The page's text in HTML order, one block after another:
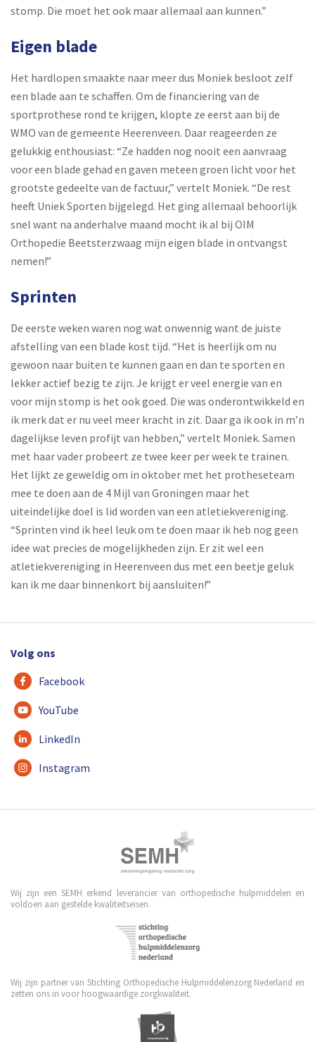
stomp. Die moet het ook maar allemaal aan kunnen.”
Eigen blade
Het hardlopen smaakte naar meer dus Moniek besloot zelf
een blade aan te schaffen. Om de financiering van de
sportprothese rond te krijgen, klopte ze eerst aan bij de
WMO van de gemeente Heerenveen. Daar reageerden ze
gelukkig enthousiast: “Ze hadden nog nooit een aanvraag
voor een blade gehad en gaven meteen groen licht voor het
grootste gedeelte van de factuur,” vertelt Moniek. “De rest
heeft Uniek Sporten bijgelegd. Het ging allemaal behoorlijk
snel want na anderhalve maand mocht ik al bij OIM
Orthopedie Beetsterzwaag mijn eigen blade in ontvangst
nemen!”
Sprinten
De eerste weken waren nog wat onwennig want de juiste
afstelling van een blade kost tijd. “Het is heerlijk om nu
gewoon naar buiten te kunnen gaan en dan te sporten en
lekker actief bezig te zijn. Je krijgt er veel energie van en
voor mijn stomp is het ook goed. Die was onderontwikkeld en
ik merk dat er nu veel meer kracht in zit. Daar ga ik ook in m’n
dagelijkse leven profijt van hebben,” vertelt Moniek. Samen
met haar vader probeert ze twee keer per week te trainen.
Het lijkt ze geweldig om in oktober met het protheseteam
mee te doen aan de 4 Mijl van Groningen maar het
uiteindelijke doel is lid worden van een atletiekvereniging.
“Sprinten vind ik heel leuk om te doen maar ik heb nog geen
idee wat precies de mogelijkheden zijn. Er zit wel een
atletiekvereniging in Heerenveen dus met een beetje geluk
kan ik me daar binnenkort bij aansluiten!”
Volg ons
Facebook
YouTube
LinkedIn
Instagram
Wij zijn een SEMH erkend leverancier van orthopedische hulpmiddelen en
voldoen aan gestelde kwaliteitseisen.
Wij zijn partner van Stichting Orthopedische Hulpmiddelenzorg Nederland en
zetten ons in voor hoogwaardige zorgkwaliteit.